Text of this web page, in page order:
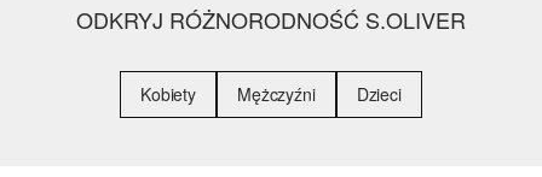
ODKRYJ RÓŻNORODNOŚĆ S.OLIVER
Kobiety Mężczyźni Dzieci